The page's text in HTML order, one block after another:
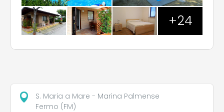
+24
S. Maria a Mare - Marina Palmense
Fermo (FM)